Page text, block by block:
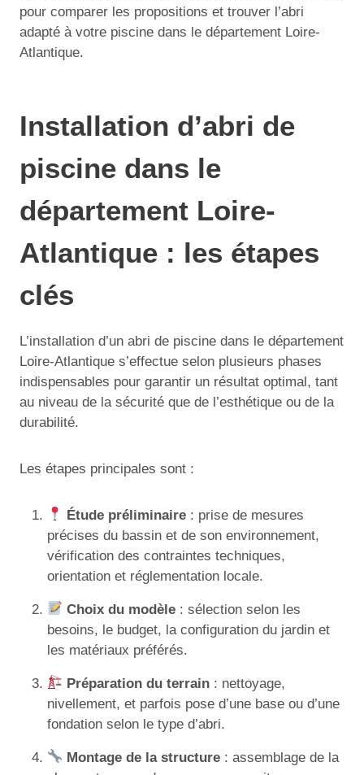
pour comparer les propositions et trouver l’abri
adapté à votre piscine dans le département Loire-
Atlantique.
Installation d’abri de
piscine dans le
département Loire-
Atlantique : les étapes
clés
L’installation d’un abri de piscine dans le département
Loire-Atlantique s’effectue selon plusieurs phases
indispensables pour garantir un résultat optimal, tant
au niveau de la sécurité que de l’esthétique ou de la
durabilité.
Les étapes principales sont :
Étude préliminaire : prise de mesures
précises du bassin et de son environnement,
vérification des contraintes techniques,
orientation et réglementation locale.
Choix du modèle : sélection selon les
besoins, le budget, la configuration du jardin et
les matériaux préférés.
Préparation du terrain : nettoyage,
nivellement, et parfois pose d’une base ou d’une
fondation selon le type d’abri.
Montage de la structure : assemblage de la